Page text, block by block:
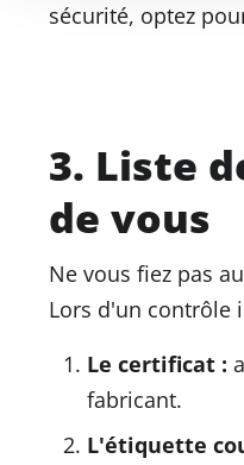
sécurité, optez
3. Liste
de vous
Ne vous fiez pas
Lors d'un contrôle
Le certificat :
fabricant.
L'étiquette